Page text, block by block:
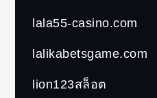
lala55-casino.com
lalikabetsgame.com
lion123สล็อต